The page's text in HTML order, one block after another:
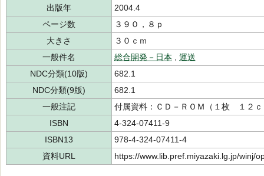
出版年
2004.4
ページ数
３９０，８ｐ
大きさ
３０ｃｍ
一般件名
総合開発－日本
運送
NDC分類(10版)
682.1
NDC分類(9版)
682.1
一般注記
付属資料：ＣＤ－ＲＯＭ（１枚 １２ｃ
ISBN
4-324-07411-9
ISBN13
978-4-324-07411-4
資料URL
https://www.lib.pref.miyazaki.lg.jp/winj/